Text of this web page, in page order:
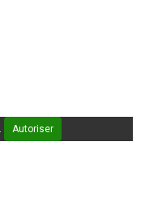
Autoriser